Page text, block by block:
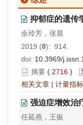
抑郁症的遗传
余玲芳，张晨
2019 (8): 914.
doi: 10.3969/
摘要 ( 2716 )
相关文章 | 计量指标
强迫症增效治
任延燕，王振